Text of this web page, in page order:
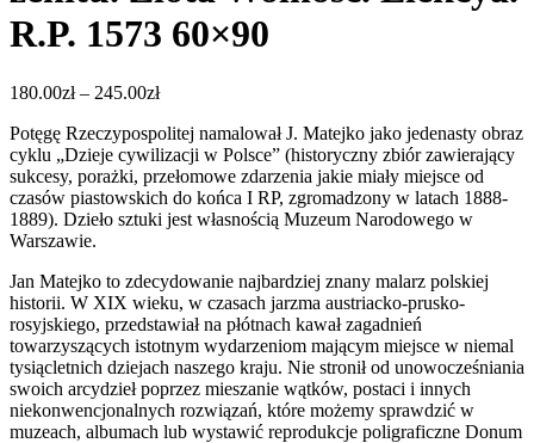
R.P. 1573 60×90
180.00zł – 245.00złZakres
od
180.00zł
do
245.00zł
Potęgę Rzeczypospolitej namalował J. Matejko jako jedenasty obraz
cyklu „Dzieje cywilizacji w Polsce” (historyczny zbiór zawierający
sukcesy, porażki, przełomowe zdarzenia jakie miały miejsce od
czasów piastowskich do końca I RP, zgromadzony w latach 1888-
1889). Dzieło sztuki jest własnością Muzeum Narodowego w
Warszawie.
Jan Matejko to zdecydowanie najbardziej znany malarz polskiej
historii. W XIX wieku, w czasach jarzma austriacko-prusko-
rosyjskiego, przedstawiał na płótnach kawał zagadnień
towarzyszących istotnym wydarzeniom mającym miejsce w niemal
tysiącletnich dziejach naszego kraju. Nie stronił od unowocześniania
swoich arcydzieł poprzez mieszanie wątków, postaci i innych
niekonwencjonalnych rozwiązań, które możemy sprawdzić w
muzeach, albumach lub wystawić reprodukcje poligraficzne Donum